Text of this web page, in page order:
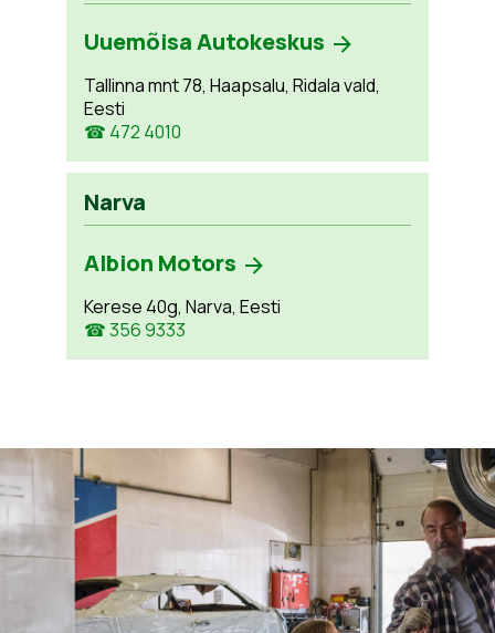
Uuemõisa Autokeskus
Tallinna mnt 78, Haapsalu, Ridala vald,
Eesti
☎ 472 4010
Narva
Albion Motors
Kerese 40g, Narva, Eesti
☎ 356 9333